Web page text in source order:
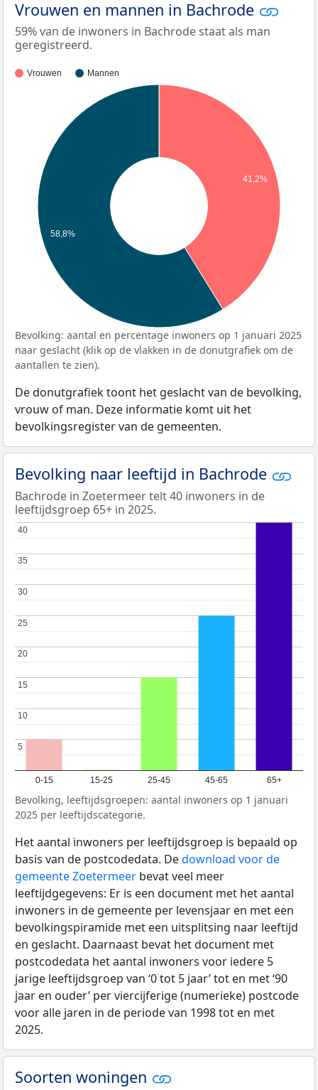
Vrouwen en mannen in Bachrode
59% van de inwoners in Bachrode staat als man
geregistreerd.
Vrouwen Mannen
41,2%
58,8%
Bevolking: aantal en percentage inwoners op 1 januari 2025
naar geslacht (klik op de vlakken in de donutgrafiek om de
aantallen te zien).
De donutgrafiek toont het geslacht van de bevolking,
vrouw of man. Deze informatie komt uit het
bevolkingsregister van de gemeenten.
Bevolking naar leeftijd in Bachrode
Bachrode in Zoetermeer telt 40 inwoners in de
leeftijdsgroep 65+ in 2025.
0-15 15-25 25-45 45-65 65+
5
5
10
10
15
15
20
20
25
25
30
30
35
35
40
40
Bevolking, leeftijdsgroepen: aantal inwoners op 1 januari
2025 per leeftijdscategorie.
Het aantal inwoners per leeftijdsgroep is bepaald op
basis van de postcodedata. Dedownload voor de
gemeente Zoetermeer bevat veel meer
leeftijdgegevens: Er is een document met het aantal
inwoners in de gemeente per levensjaar en met een
bevolkingspiramide met een uitsplitsing naar leeftijd
en geslacht. Daarnaast bevat het document met
postcodedata het aantal inwoners voor iedere 5
jarige leeftijdsgroep van ‘0 tot 5 jaar’ tot en met ‘90
jaar en ouder’ per viercijferige (numerieke) postcode
voor alle jaren in de periode van 1998 tot en met
2025.
Soorten woningen